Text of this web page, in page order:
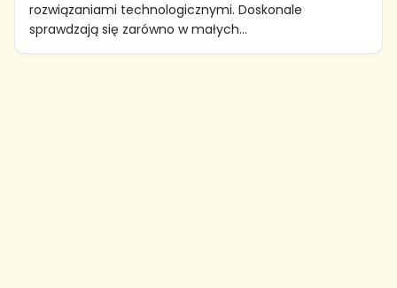
rozwiązaniami technologicznymi. Doskonale
sprawdzają się zarówno w małych...